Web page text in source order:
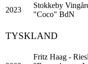
2023
Stokkeby
"Coco" BdN
TYSKLAND
Fritz Haag -